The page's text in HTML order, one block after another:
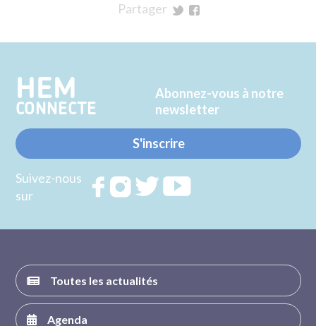
Partager
Twitter
Facebook
HEM
CONNECTE
Abonnez-vous à notre
newsletter
S'inscrire
Suivez-nous
sur
RejoignezRejoignezRejoignez
Toutes les actualités
Agenda